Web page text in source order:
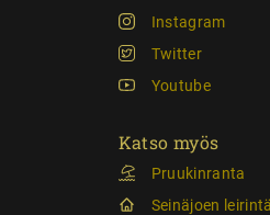
Instagram
Twitter
Youtube
Katso myös
Pruukinranta
Seinäjoen